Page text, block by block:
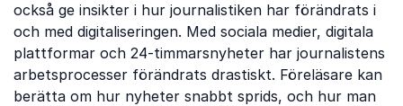
också ge insikter i hur journalistiken har förändrats i
och med digitaliseringen. Med sociala medier, digitala
plattformar och 24-timmarsnyheter har journalistens
arbetsprocesser förändrats drastiskt. Föreläsare kan
berätta om hur nyheter snabbt sprids, och hur man